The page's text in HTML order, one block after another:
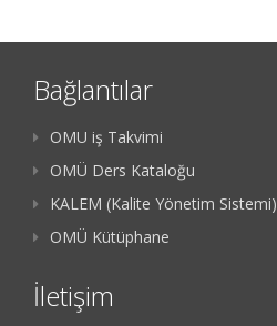
Bağlantılar
OMU iş Takvimi
OMÜ Ders Kataloğu
KALEM (Kalite Yönetim Sistemi)
OMÜ Kütüphane
İletişim